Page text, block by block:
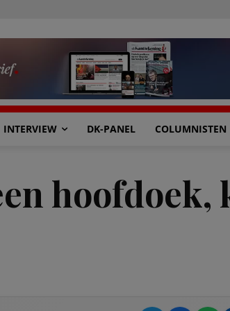
INTERVIEW DK-PANEL COLUMNISTEN